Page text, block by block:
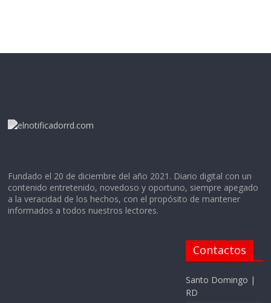
Fundado el 20 de diciembre del año 2021. Diario digital con un
contenido entretenido, novedoso y oportuno, siempre apegado
a la veracidad de los hechos, con el propósito de mantener
informados a todos nuestros lectores.
Contactos
Santo Domingo |
RD